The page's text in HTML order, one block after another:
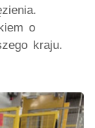
o
kraju.